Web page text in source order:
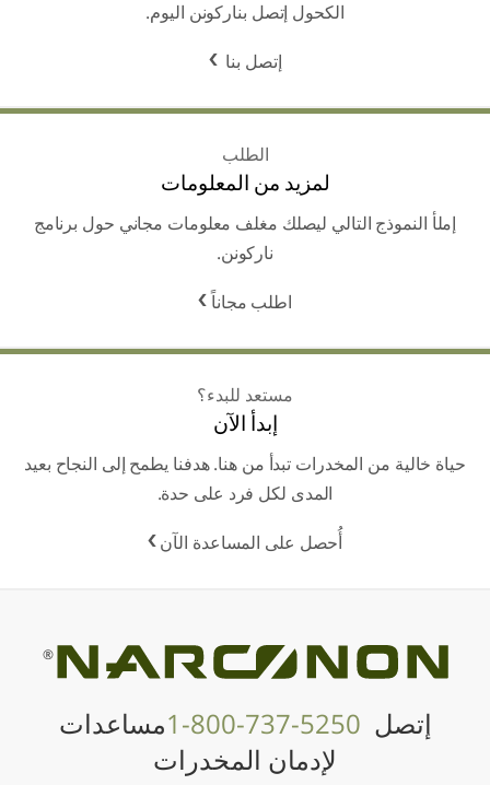
الكحول إتصل بناركونن اليوم.
إتصل بنا
الطلب
لمزيد من المعلومات
إملأ النموذج التالي ليصلك مغلف معلومات مجاني حول برنامج
ناركونن.
اطلب مجاناً
مستعد للبدء؟
إبدأ الآن
حياة خالية من المخدرات تبدأ من هنا. هدفنا يطمح إلى النجاح بعيد
المدى لكل فرد على حدة.
أُحصل على المساعدة الآن
®
إتصل 1-800-737-5250مساعدات
لإدمان المخدرات